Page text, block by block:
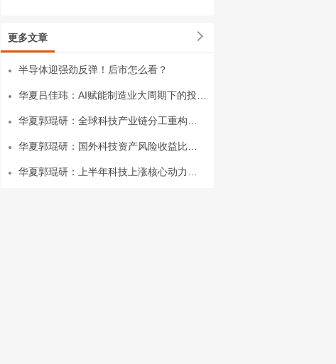
更多文章
半导体迎强劲反弹！后市怎么看？